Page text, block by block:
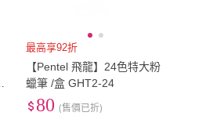
最高享92折
【Pentel 飛龍】24色特大粉
蠟筆 /盒 GHT2-24
80 (售價已折)